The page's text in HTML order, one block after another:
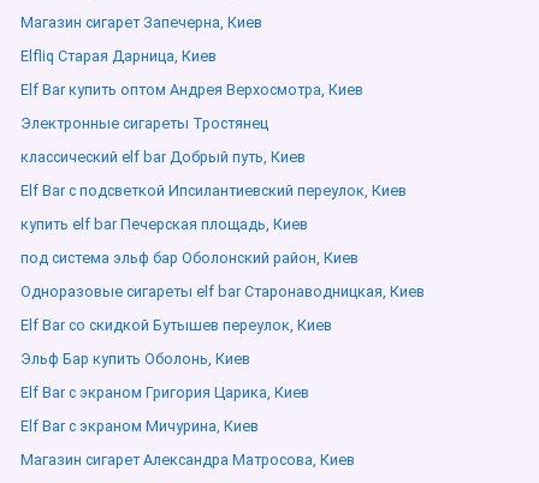
Магазин сигарет Запечерна, Киев
Elfliq Старая Дарница, Киев
Elf Bar купить оптом Андрея Верхосмотра, Киев
Электронные сигареты Тростянец
классический elf bar Добрый путь, Киев
Elf Bar с подсветкой Ипсилантиевский переулок, Киев
купить elf bar Печерская площадь, Киев
под система эльф бар Оболонский район, Киев
Одноразовые сигареты elf bar Старонаводницкая, Киев
Elf Bar со скидкой Бутышев переулок, Киев
Эльф Бар купить Оболонь, Киев
Elf Bar с экраном Григория Царика, Киев
Elf Bar с экраном Мичурина, Киев
Магазин сигарет Александра Матросова, Киев